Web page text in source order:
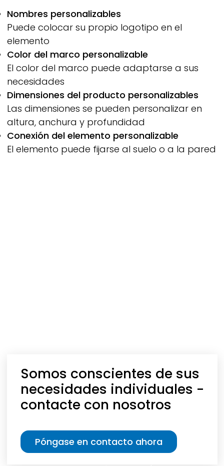
Nombres personalizables
Puede colocar su propio logotipo en el
elemento
Color del marco personalizable
El color del marco puede adaptarse a sus
necesidades
Dimensiones del producto personalizables
Las dimensiones se pueden personalizar en
altura, anchura y profundidad
Conexión del elemento personalizable
El elemento puede fijarse al suelo o a la pared
Somos conscientes de sus
necesidades individuales -
contacte con nosotros
Póngase en contacto ahora